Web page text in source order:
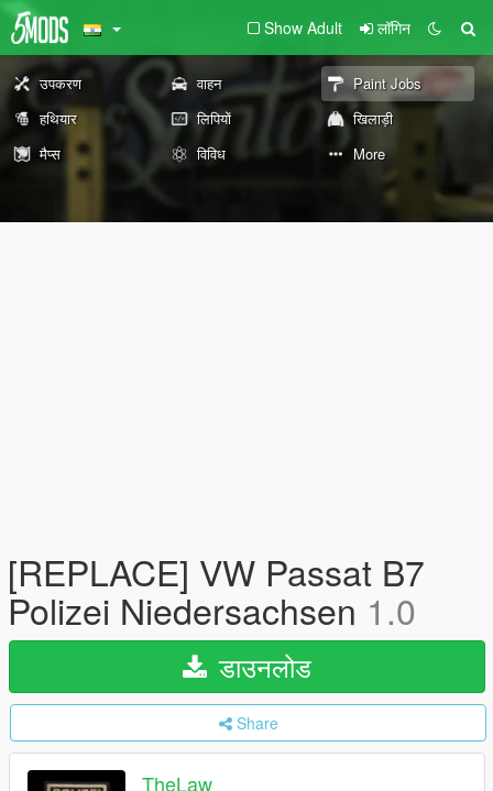
Show Adult लॉगिन
उपकरण वाहन
Paint Jobs
हथियार
लिपियों
खिलाड़ी
मैप्स
विविध More
[REPLACE] VW Passat B7
Polizei Niedersachsen 1.0
डाउनलोड
Share
TheLaw